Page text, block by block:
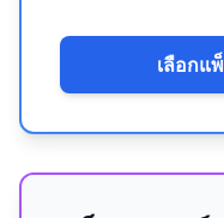
เลือกแ